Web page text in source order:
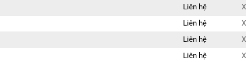
Liên hệ
Liên hệ
Liên hệ
Liên hệ